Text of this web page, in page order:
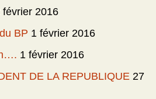
février 2016
BP 1 février 2016
1 février 2016
DE LA REPUBLIQUE 27